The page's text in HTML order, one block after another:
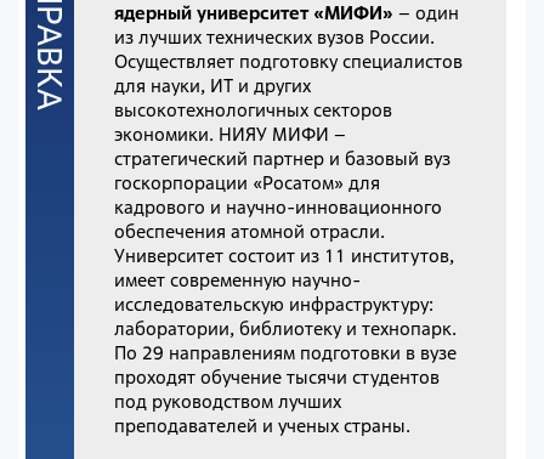
ядерный университет «МИФИ» – один
из лучших технических вузов России.
Осуществляет подготовку специалистов
для науки, ИТ и других
высокотехнологичных секторов
экономики. НИЯУ МИФИ –
стратегический партнер и базовый вуз
госкорпорации «Росатом» для
кадрового и научно-инновационного
обеспечения атомной отрасли.
Университет состоит из 11 институтов,
имеет современную научно-
исследовательскую инфраструктуру:
лаборатории, библиотеку и технопарк.
По 29 направлениям подготовки в вузе
проходят обучение тысячи студентов
под руководством лучших
преподавателей и ученых страны.